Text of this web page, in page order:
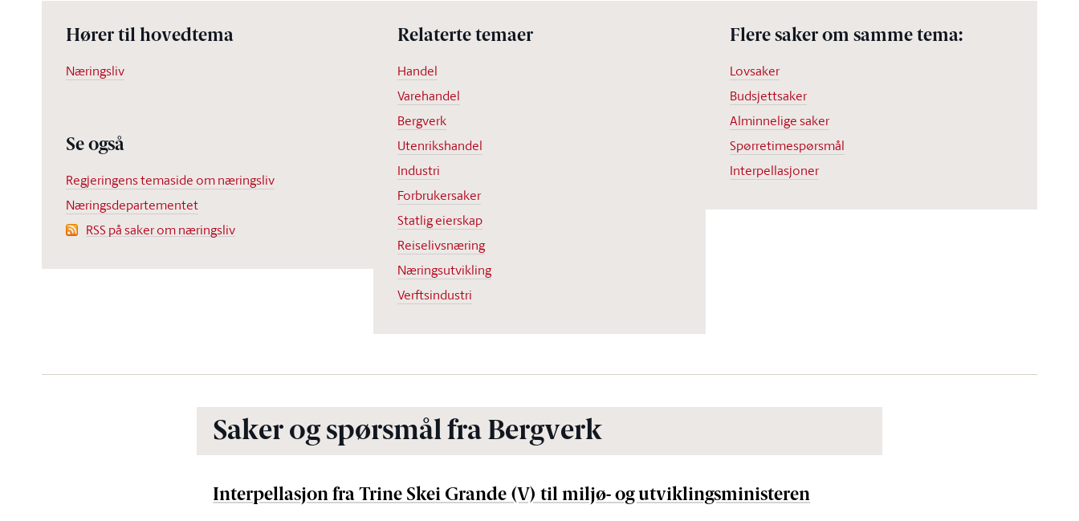
Hører til hovedtema
Næringsliv
Se også
Regjeringens temaside om næringsliv
Næringsdepartementet
RSS på saker om næringsliv
Relaterte temaer
Handel
Varehandel
Bergverk
Utenrikshandel
Industri
Forbrukersaker
Statlig eierskap
Reiselivsnæring
Næringsutvikling
Verftsindustri
Flere saker om samme tema:
Lovsaker
Budsjettsaker
Alminnelige saker
Spørretimespørsmål
Interpellasjoner
Saker og spørsmål fra Bergverk
Interpellasjon fra Trine Skei Grande (V) til miljø- og utviklingsministeren